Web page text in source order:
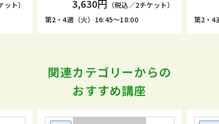
（税込／2チケット）
3,630円（税込／2チケッ
第2・4週（金）16:45～18:00
関連カテゴリーからの
おすすめ講座